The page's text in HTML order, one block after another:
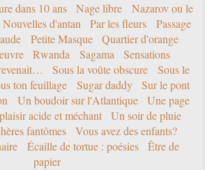
dans 10 ans
Nage libre
Nazarov ou le
Nouvelles d'antan Par les fleurs
Passage
Petite Masque
Quartier d'orange
Rwanda Sagama
Sensations
Sous la voûte obscure
Sous le
ton feuillage Sugar daddy
Sur le pont
Un boudoir sur l'Atlantique
Une page
acide et méchant
Un soir de pluie
fantômes
Vous avez des enfants?
Écaille de tortue : poésies
Être de
papier